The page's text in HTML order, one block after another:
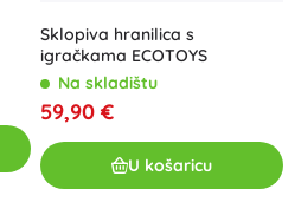
Sklopiva hranilica s
igračkama ECOTOYS
Na skladištu
59,90 €
U košaricu